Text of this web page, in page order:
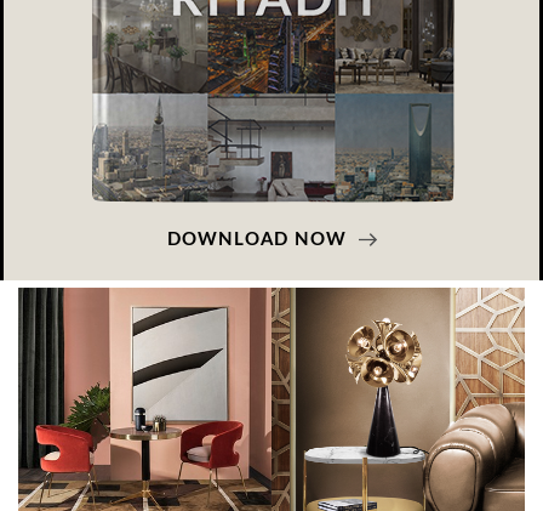
DOWNLOAD NOW